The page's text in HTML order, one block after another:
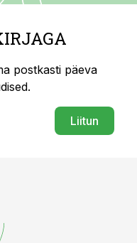
postkasti päeva
Liitun